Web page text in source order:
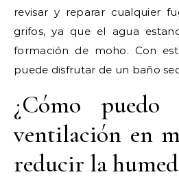
revisar y reparar cualquier
grifos, ya que el agua
formación de moho. Con
puede disfrutar de un baño
¿Cómo
ventilación en
reducir la